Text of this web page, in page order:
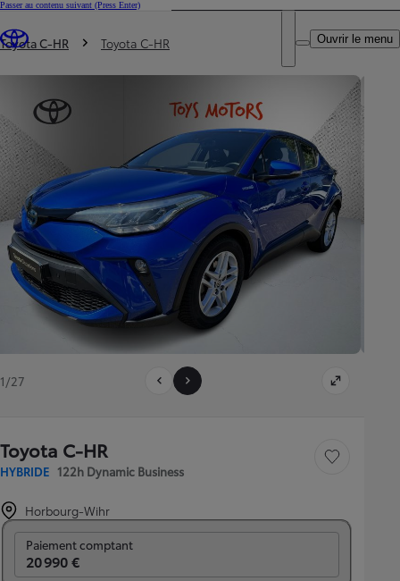
Passer au contenu suivant (Press Enter)
Trouvez un partenaire Toyota
DEALER NAME
Ouvrir le menu
Vous êtes ici
Toyota C-HR Toyota C-HR
1/27
Toyota C-HR
HYBRIDE 122h Dynamic Business
Sauvegarder le
Horbourg-Wihr
Paiement comptant
20 990 €